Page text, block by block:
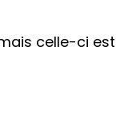
celle-ci est